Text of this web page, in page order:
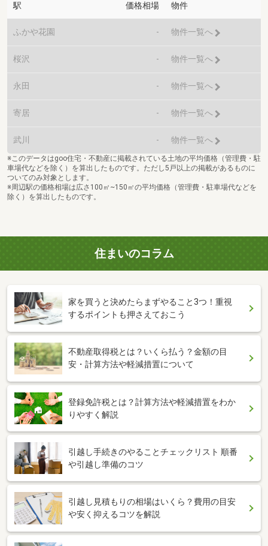
駅 価格相場 物件
ふかや花園 - 物件一覧へ
桜沢 - 物件一覧へ
永田 - 物件一覧へ
寄居 - 物件一覧へ
武川 - 物件一覧へ
※このデータはgoo住宅・不動産に掲載されている土地の平均価格（管理費・駐
車場代などを除く）を算出したものです。ただし5戸以上の掲載があるものに
ついてのみ対象とします。
※周辺駅の価格相場は広さ100㎡~150㎡の平均価格（管理費・駐車場代などを
除く）を算出したものです。
住まいのコラム
家を買うと決めたらまずやること3つ！重視
するポイントも押さえておこう
不動産取得税とは？いくら払う？金額の目
安・計算方法や軽減措置について
登録免許税とは？計算方法や軽減措置をわか
りやすく解説
引越し手続きのやることチェックリスト 順番
や引越し準備のコツ
引越し見積もりの相場はいくら？費用の目安
や安く抑えるコツを解説